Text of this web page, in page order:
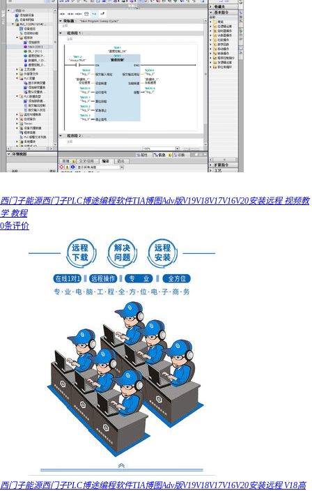
西门子能源西门子PLC博途编程软件TIA博图Adv版V19V18V17V16V20安装远程 视频教
学 教程
0条评价
西门子能源西门子PLC博途编程软件TIA博图Adv版V19V18V17V16V20安装远程 V18高